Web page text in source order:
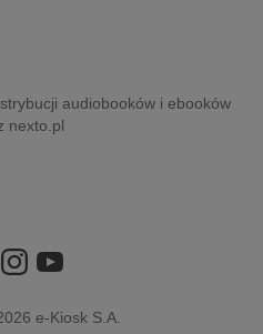
audiobooków i ebooków
nexto.pl
e-Kiosk S.A.